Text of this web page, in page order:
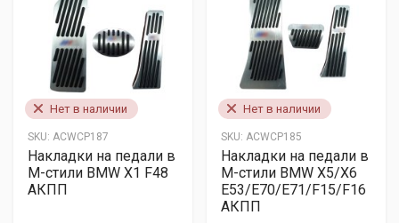
Нет в наличии
SKU: ACWCP187
Накладки на педали в
M-стили BMW X1 F48
АКПП
Нет в наличии
SKU: ACWCP185
Накладки на педали в
M-стили BMW X5/X6
E53/E70/E71/F15/F16
АКПП